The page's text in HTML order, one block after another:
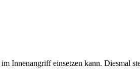
Innenangriff einsetzen kann. Diesmal